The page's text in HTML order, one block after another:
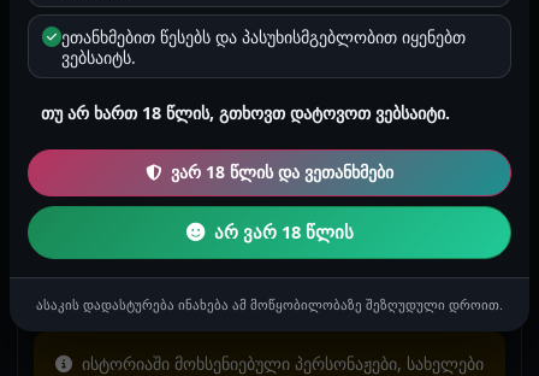
შემილიამეთქი ამის თქმაღა შევძელი უნდა შეძლო
ჯერ მჯტელში არ მომიტყვნიხარო ცოტახანი იზილა
ყლეე ვერ იყენებდა ბევრი ეჩალიჩა მარა ვეღარ
აიყენა ჯანდაბას მიდი ცოტახანი მომწოვე
ალბათ რა ძაან ჟიმავს არადა შენხელა შვილიმყავს
ის შენნაირი ბოზი კიარააა პატიოსანი ქალიშვილი
გოგოა შენკიდე მამისხელა კაცები გტყნავთ და ისევ
შემაფურთხა სახეში თან დავარდნილ ყლეს
მაწოვებდა
ისტორიაში მოხსენიებული პერსონაჟები, სახელები
ეთანხმებით წესებს და პასუხისმგებლობით იყენებთ
ვებსაიტს.
თუ არ ხართ 18 წლის, გთხოვთ დატოვოთ ვებსაიტი.
ვარ 18 წლის და ვეთანხმები
არ ვარ 18 წლის
ასაკის დადასტურება ინახება ამ მოწყობილობაზე შეზღუდული დროით.